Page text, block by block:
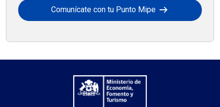
Comunícate con tu Punto Mipe arrow_right_alt